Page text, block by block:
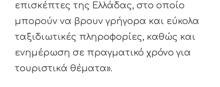
επισκέπτες της Ελλάδας, στο οποίο
μπορούν να βρουν γρήγορα και εύκολα
ταξιδιωτικές πληροφορίες, καθώς και
ενημέρωση σε πραγματικό χρόνο για
τουριστικά θέματα».